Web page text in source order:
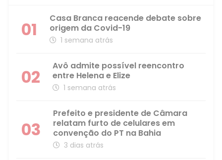
01
Casa Branca reacende debate sobre
origem da Covid-19
1 semana atrás
02
Avô admite possível reencontro
entre Helena e Elize
1 semana atrás
03
Prefeito e presidente de Câmara
relatam furto de celulares em
convenção do PT na Bahia
3 dias atrás